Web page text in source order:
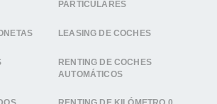
PARTICULARES
LEASING DE COCHES
RENTING DE COCHES
AUTOMÁTICOS